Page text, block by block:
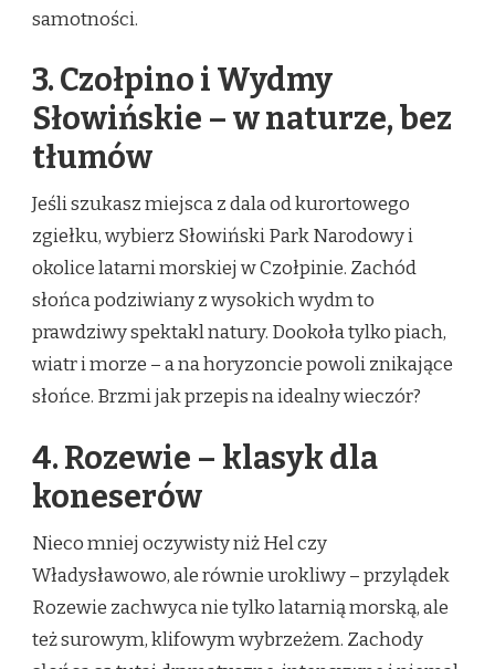
samotności.
3. Czołpino i Wydmy
Słowińskie – w naturze, bez
tłumów
Jeśli szukasz miejsca z dala od kurortowego
zgiełku, wybierz Słowiński Park Narodowy i
okolice latarni morskiej w Czołpinie. Zachód
słońca podziwiany z wysokich wydm to
prawdziwy spektakl natury. Dookoła tylko piach,
wiatr i morze – a na horyzoncie powoli znikające
słońce. Brzmi jak przepis na idealny wieczór?
4. Rozewie – klasyk dla
koneserów
Nieco mniej oczywisty niż Hel czy
Władysławowo, ale równie urokliwy – przylądek
Rozewie zachwyca nie tylko latarnią morską, ale
też surowym, klifowym wybrzeżem. Zachody